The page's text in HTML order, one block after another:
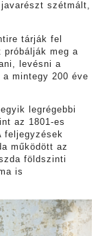
szétmált,
tárják fel
próbálják meg a
levésni a
mintegy 200 éve
legrégebbi
az 1801-es
feljegyzések
működött az
földszinti
is